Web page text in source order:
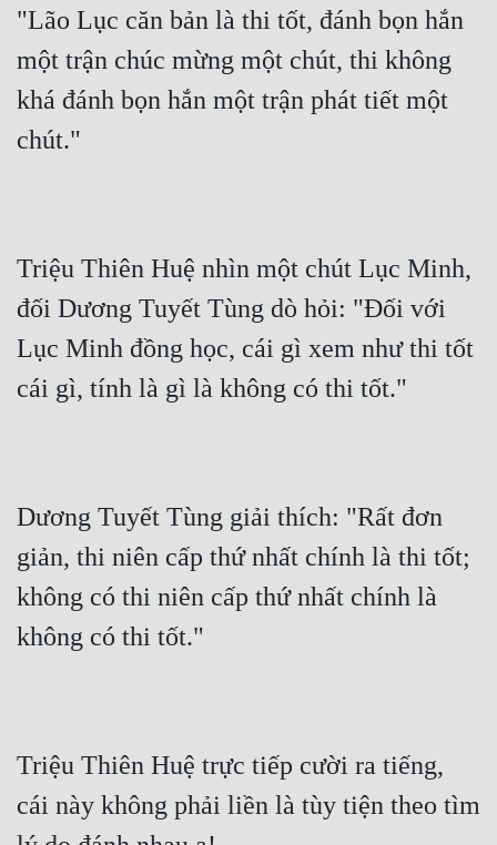
"Lão Lục căn bản là thi tốt, đánh bọn hắn
một trận chúc mừng một chút, thi không
khá đánh bọn hắn một trận phát tiết một
chút."
Triệu Thiên Huệ nhìn một chút Lục Minh,
đối Dương Tuyết Tùng dò hỏi: "Đối với
Lục Minh đồng học, cái gì xem như thi tốt
cái gì, tính là gì là không có thi tốt."
Dương Tuyết Tùng giải thích: "Rất đơn
giản, thi niên cấp thứ nhất chính là thi tốt;
không có thi niên cấp thứ nhất chính là
không có thi tốt."
Triệu Thiên Huệ trực tiếp cười ra tiếng,
cái này không phải liền là tùy tiện theo tìm